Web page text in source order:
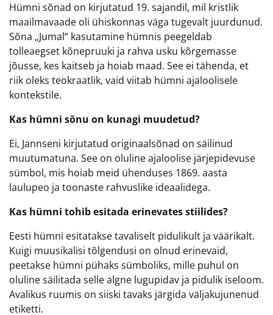
Hümni sõnad on kirjutatud 19. sajandil, mil kristlik
maailmavaade oli ühiskonnas väga tugevalt juurdunud.
Sõna „Jumal“ kasutamine hümnis peegeldab
tolleaegset kõnepruuki ja rahva usku kõrgemasse
jõusse, kes kaitseb ja hoiab maad. See ei tähenda, et
riik oleks teokraatlik, vaid viitab hümni ajaloolisele
kontekstile.
Kas hümni sõnu on kunagi muudetud?
Ei, Jannseni kirjutatud originaalsõnad on säilinud
muutumatuna. See on oluline ajaloolise järjepidevuse
sümbol, mis hoiab meid ühenduses 1869. aasta
laulupeo ja toonaste rahvuslike ideaalidega.
Kas hümni tohib esitada erinevates stiilides?
Eesti hümni esitatakse tavaliselt pidulikult ja väärikalt.
Kuigi muusikalisi tõlgendusi on olnud erinevaid,
peetakse hümni pühaks sümboliks, mille puhul on
oluline säilitada selle algne lugupidav ja pidulik iseloom.
Avalikus ruumis on siiski tavaks järgida väljakujunenud
etiketti.